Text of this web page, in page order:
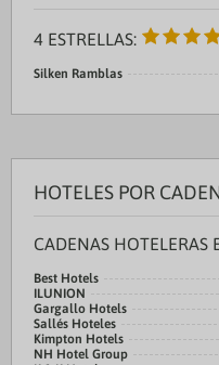
4 ESTRELLAS:
Silken Ramblas
HOTELES POR
CADENAS HOTELERAS
Best Hotels
ILUNION
Gargallo Hotels
Sallés Hoteles
Kimpton Hotels
NH Hotel Group